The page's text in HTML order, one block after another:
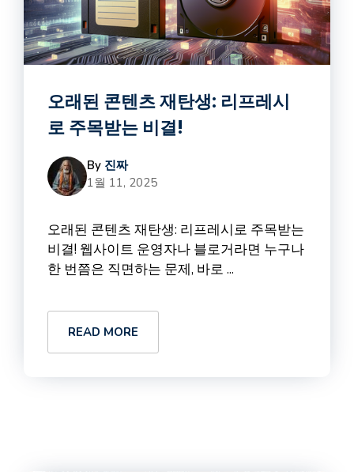
오래된 콘텐츠 재탄생: 리프레시
로 주목받는 비결!
By 진짜
1월 11, 2025
오래된 콘텐츠 재탄생: 리프레시로 주목받는
비결! 웹사이트 운영자나 블로거라면 누구나
한 번쯤은 직면하는 문제, 바로 ...
READ MORE